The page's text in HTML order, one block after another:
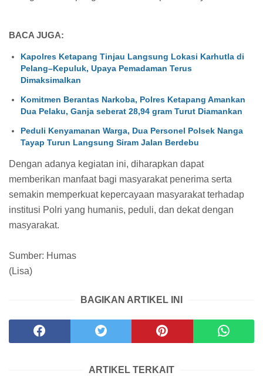
BACA JUGA:
Kapolres Ketapang Tinjau Langsung Lokasi Karhutla di
Pelang–Kepuluk, Upaya Pemadaman Terus
Dimaksimalkan
Komitmen Berantas Narkoba, Polres Ketapang Amankan
Dua Pelaku, Ganja seberat 28,94 gram Turut Diamankan
Peduli Kenyamanan Warga, Dua Personel Polsek Nanga
Tayap Turun Langsung Siram Jalan Berdebu
Dengan adanya kegiatan ini, diharapkan dapat
memberikan manfaat bagi masyarakat penerima serta
semakin memperkuat kepercayaan masyarakat terhadap
institusi Polri yang humanis, peduli, dan dekat dengan
masyarakat.
Sumber: Humas
(Lisa)
BAGIKAN ARTIKEL INI
ARTIKEL TERKAIT